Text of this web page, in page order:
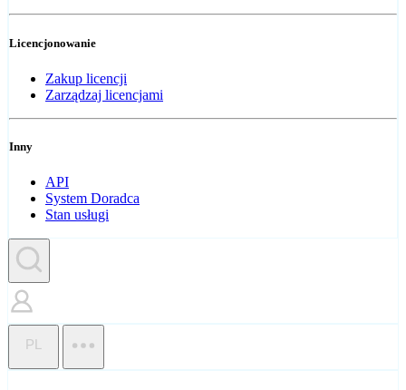
Licencjonowanie
Zakup licencji
Zarządzaj licencjami
Inny
API
System Doradca
Stan usługi
PL